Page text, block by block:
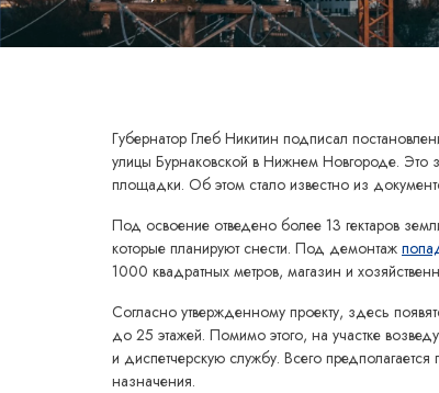
Губернатор Глеб Никитин подписал
улицы Бурнаковской в Нижнем Новгороде. Это
площадки. Об этом стало известно из
Под освоение отведено более 13 гектаров
которые планируют снести. Под демонтаж
1000 квадратных метров, магазин и
Согласно утвержденному проекту, здесь
до 25 этажей. Помимо этого, на участке
и диспетчерскую службу. Всего
назначения.